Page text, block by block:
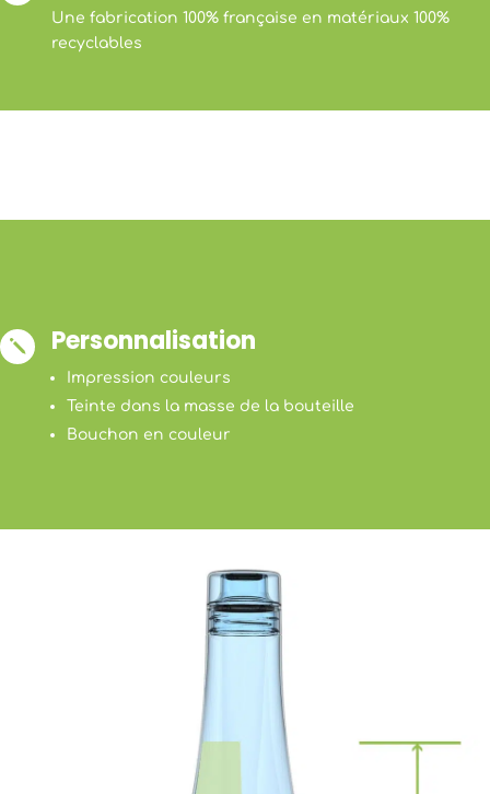
Une fabrication 100% française en matériaux 100%
recyclables
j Personnalisation
Impression couleurs
Teinte dans la masse de la bouteille
Bouchon en couleur